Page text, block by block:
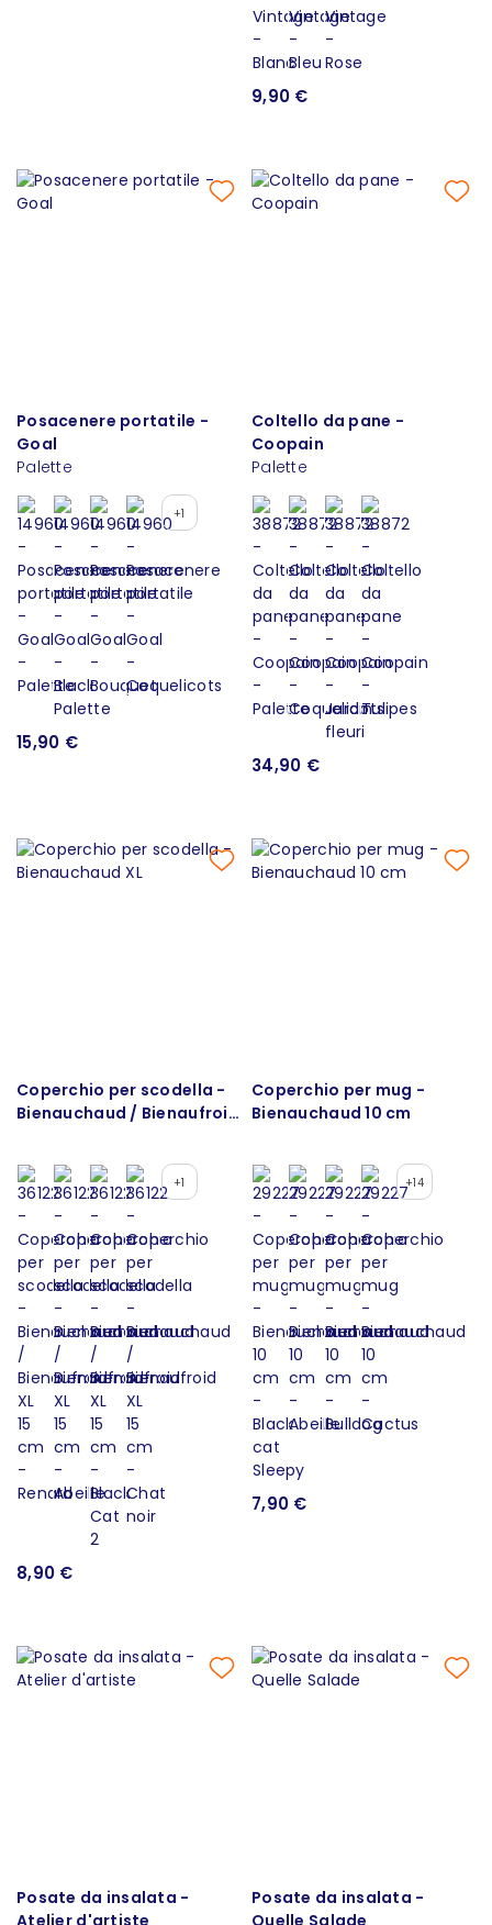
9,90 €
Posacenere portatile -
Goal
Palette
+1
15,90 €
Coltello da pane -
Coopain
Palette
34,90 €
Coperchio per scodella -
Bienauchaud / Bienaufroid
+1
8,90 €
Coperchio per mug -
Bienauchaud 10 cm
+14
7,90 €
Posate da insalata -
Atelier d'artiste
Posate da insalata -
Quelle Salade